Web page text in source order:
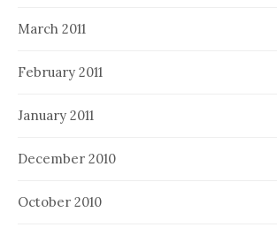
March 2011
February 2011
January 2011
December 2010
October 2010